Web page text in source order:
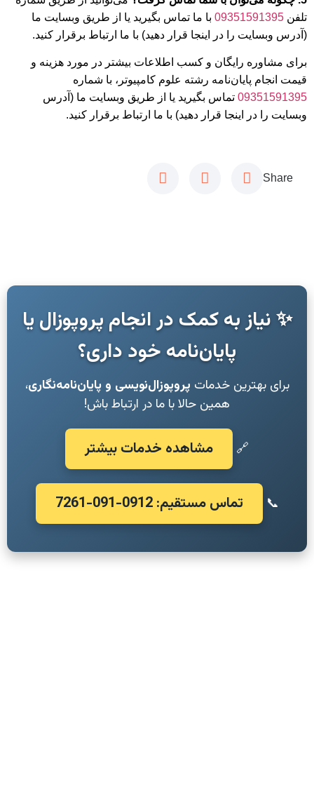
تلفن 09351591395 با ما تماس بگیرید یا از طریق وبسایت ما
(آدرس وبسایت را در اینجا قرار دهید) با ما ارتباط برقرار کنید.
برای مشاوره رایگان و کسب اطلاعات بیشتر در مورد هزینه و
قیمت انجام پایان‌نامه رشته علوم کامپیوتر، با شماره
09351591395 تماس بگیرید یا از طریق وبسایت ما (آدرس
وبسایت را در اینجا قرار دهید) با ما ارتباط برقرار کنید.
Share
✨ نیاز به کمک در انجام پروپوزال یا
پایان‌نامه خود داری؟
برای بهترین خدمات پروپوزال‌نویسی و پایان‌نامه‌نگاری،
همین حالا با ما در ارتباط باش!
🔗 مشاهده خدمات بیشتر
📞 تماس مستقیم: 0912-091-7261